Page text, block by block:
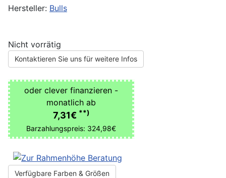
Hersteller: Bulls
Nicht vorrätig
Kontaktieren Sie uns für weitere Infos
oder clever finanzieren -
monatlich ab
7,31€ **)
Barzahlungspreis: 324,98€
Verfügbare Farben & Größen